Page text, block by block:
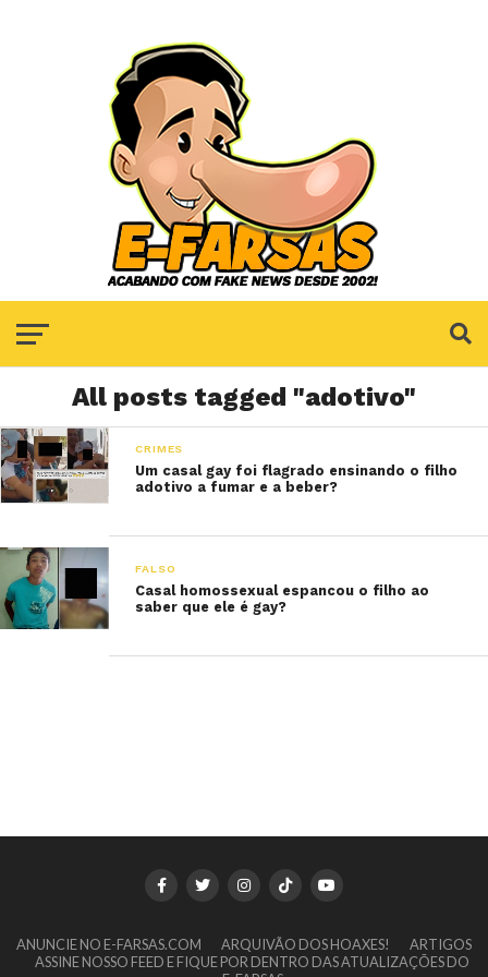
All posts tagged "adotivo"
CRIMES
Um casal gay foi flagrado ensinando o filho
adotivo a fumar e a beber?
FALSO
Casal homossexual espancou o filho ao
saber que ele é gay?
ANUNCIE NO E-FARSAS.COM ARQUIVÃO DOS HOAXES!
ARTIGOS
ASSINE NOSSO FEED E FIQUE POR DENTRO DAS ATUALIZAÇÕES DO